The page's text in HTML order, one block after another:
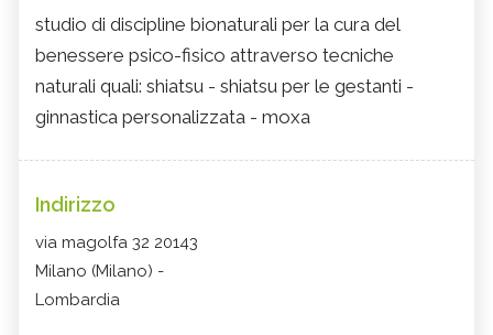
studio di discipline bionaturali per la cura del
benessere psico-fisico attraverso tecniche
naturali quali: shiatsu - shiatsu per le gestanti -
ginnastica personalizzata - moxa
Indirizzo
via magolfa 32 20143
Milano (Milano) -
Lombardia